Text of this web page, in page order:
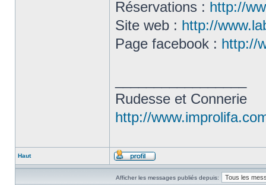
Réservations : http://
Site web : http://
Page facebook : http://
Rudesse et Connerie
http://
Haut
Afficher les messages publiés depuis: